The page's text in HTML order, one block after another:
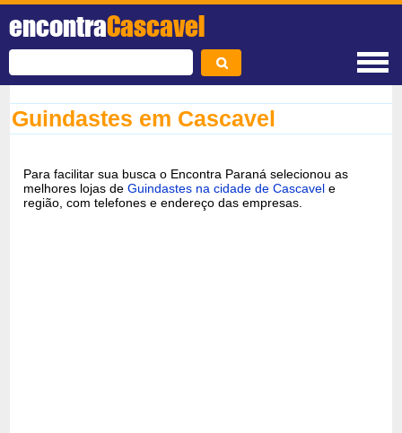
encontraCascavel
Guindastes em Cascavel
Para facilitar sua busca o Encontra Paraná selecionou as
melhores lojas deGuindastes na cidade de Cascavel e
região, com telefones e endereço das empresas.